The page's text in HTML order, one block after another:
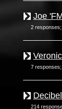
Joe
2 responses;
7 responses;
214